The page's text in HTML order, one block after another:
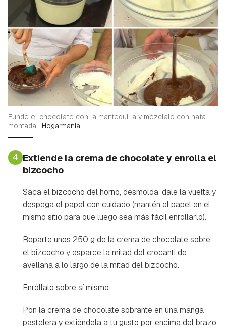
Guardar como favorito
Funde el chocolate con la mantequilla y mézclalo con nata
montada | Hogarmania
4 Extiende la crema de chocolate y enrolla el
bizcocho
Saca el bizcocho del horno, desmolda, dale la vuelta y
despega el papel con cuidado (mantén el papel en el
mismo sitio para que luego sea más fácil enrollarlo).
Reparte unos 250 g de la crema de chocolate sobre
el bizcocho y esparce la mitad del crocanti de
avellana a lo largo de la mitad del bizcocho.
Enróllalo sobre sí mismo.
Pon la crema de chocolate sobrante en una manga
pastelera y extiéndela a tu gusto por encima del brazo
Contenido enviado